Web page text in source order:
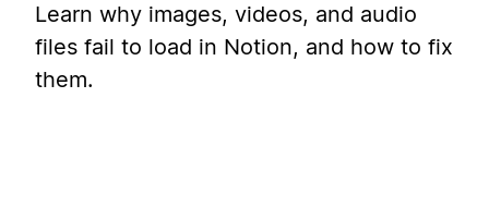
Learn why images, videos, and audio
files fail to load in Notion, and how to fix
them.